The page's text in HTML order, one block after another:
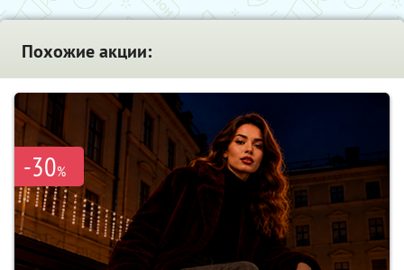
Похожие акции:
-30%